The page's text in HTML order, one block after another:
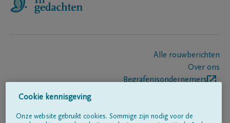
Alle rouwberichten
Over ons
Begrafenisondernemers
Cookie kennisgeving
Onze website gebruikt cookies. Sommige zijn nodig voor de